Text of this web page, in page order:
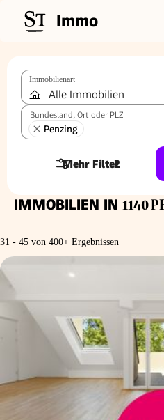
Immo
Immobilienart
Bundesland, Ort oder PLZ
Penzing
Mehr Filter
2
IMMOBILIEN IN 1140
31 - 45 von 400+ Ergebnissen